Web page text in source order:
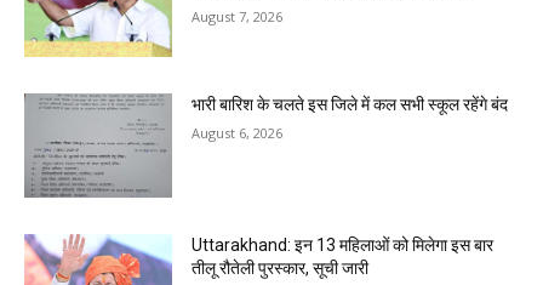
August 7, 2026
भारी बारिश के चलते इस जिले में कल सभी स्कूल रहेंगे बंद
August 6, 2026
Uttarakhand: इन 13 महिलाओं को मिलेगा इस बार
तीलू रौतेली पुरस्कार, सूची जारी